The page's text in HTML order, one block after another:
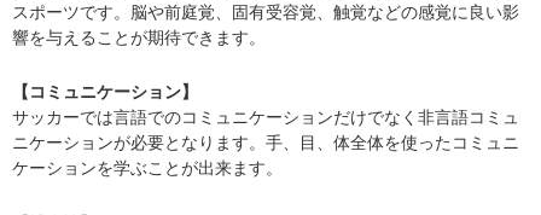
スポーツです。脳や前庭覚、固有受容覚、触覚などの感覚に良い影
響を与えることが期待できます。
【コミュニケーション】
​サッカーでは言語でのコミュニケーションだけでなく非言語コミュ
ニケーションが必要となります。手、目、体全体を使ったコミュニ
ケーションを学ぶことが出来ます。